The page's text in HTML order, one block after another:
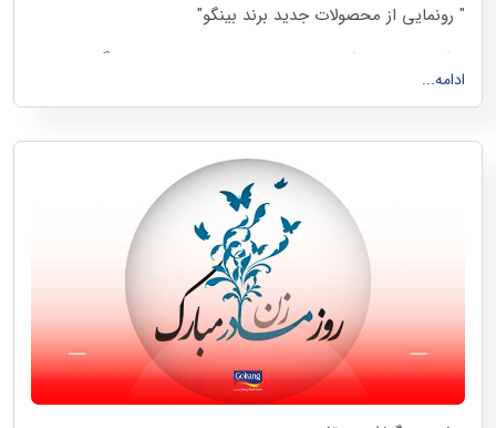
" رونمایی از محصولات جدید برند بینگو"
مراسم رونمایی از مایعات لباسشویی جدید برند بینگو، در نیمه
تمامی شعب سراسر ایران برگزار گردید.
ادامه...